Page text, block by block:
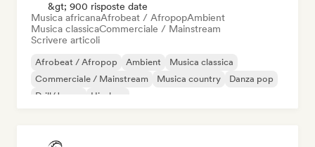
&gt; 900 risposte date
Musica africanaAfrobeat / AfropopAmbient
Musica classicaCommerciale / Mainstream
Scrivere articoli
Afrobeat / Afropop Ambient
Musica classica
Commerciale / Mainstream
Musica country
Danza pop
Drill/Jersey
Hip-hop